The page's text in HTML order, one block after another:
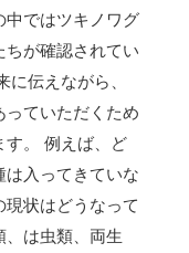
中ではツキノワグ
ちが確認されてい
伝えながら、
っていただくため
す。 例えば、ど
は入ってきていな
状はどうなって
、は虫類、両生